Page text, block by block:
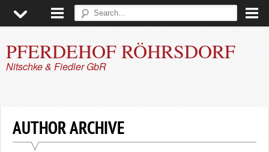
PFERDEHOF RÖHRSDORF
Nitschke & Fiedler GbR
AUTHOR ARCHIVE